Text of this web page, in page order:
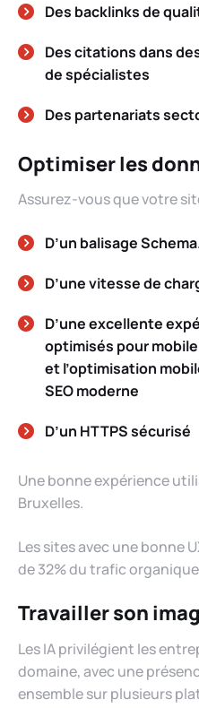
Des backlinks de
Des citations dans
de spécialistes
Des partenariats
Optimiser les
Assurez-vous que votre
D’un balisage
D’une vitesse de
D’une excellente
optimisés pour
et l’optimisation
SEO moderne
D’un HTTPS sécurisé
Une bonne expérience
Bruxelles.
Les sites avec une bonne
de 32% du trafic
Travailler son
Les IA privilégient les
domaine, avec une
ensemble sur plusieurs